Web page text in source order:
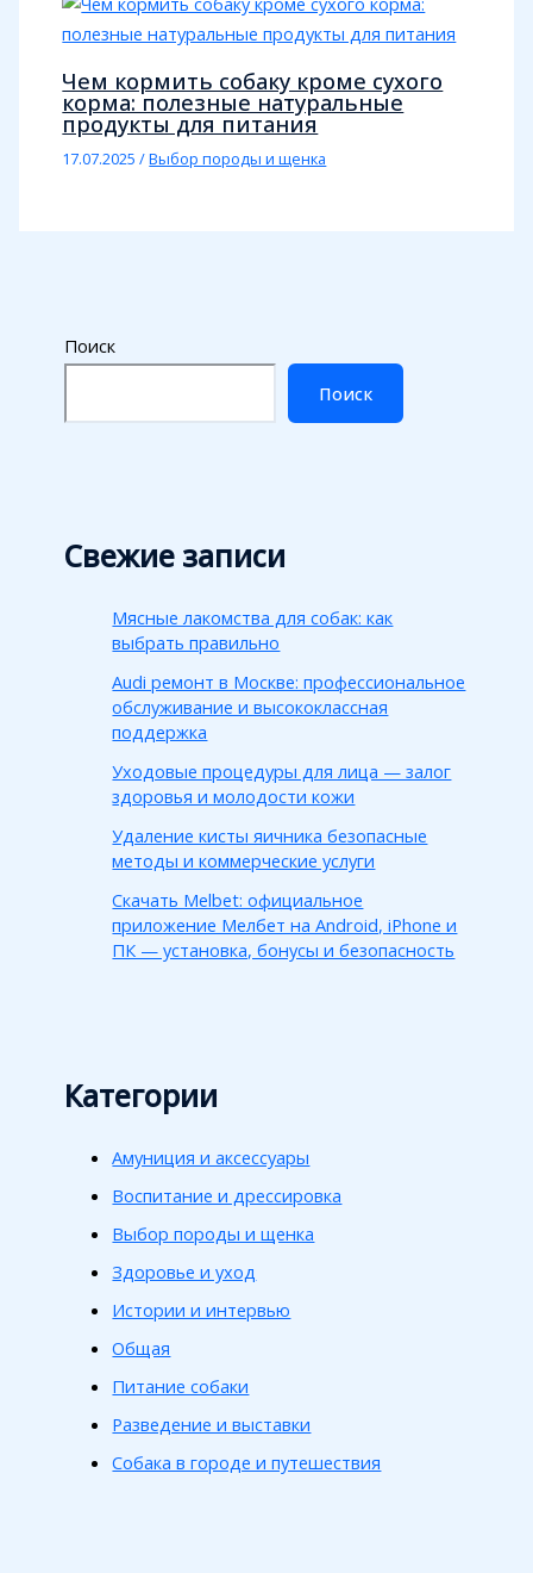
Чем кормить собаку кроме сухого
корма: полезные натуральные
продукты для питания
17.07.2025/Выбор породы и щенка
Поиск
Поиск
Свежие записи
Мясные лакомства для собак: как
выбрать правильно
Audi ремонт в Москве: профессиональное
обслуживание и высококлассная
поддержка
Уходовые процедуры для лица — залог
здоровья и молодости кожи
Удаление кисты яичника безопасные
методы и коммерческие услуги
Скачать Melbet: официальное
приложение Мелбет на Android, iPhone и
ПК — установка, бонусы и безопасность
Категории
Амуниция и аксессуары
Воспитание и дрессировка
Выбор породы и щенка
Здоровье и уход
Истории и интервью
Общая
Питание собаки
Разведение и выставки
Собака в городе и путешествия